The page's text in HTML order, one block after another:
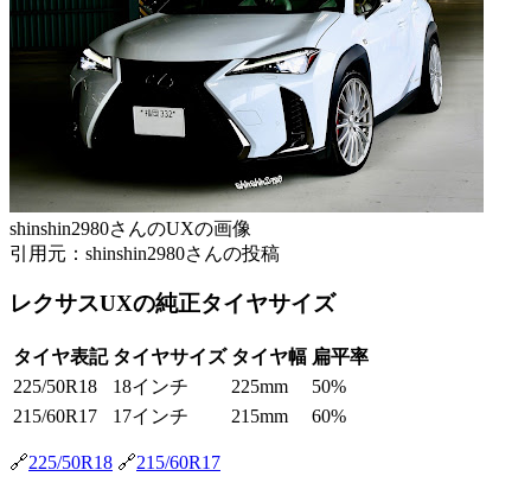
shinshin2980さんのUXの画像
引用元：shinshin2980さんの投稿
レクサスUXの純正タイヤサイズ
タイヤ表記 タイヤサイズ タイヤ幅 扁平率
225/50R18
18インチ 225mm
50%
215/60R17
17インチ 215mm 60%
🔗225/50R18 🔗215/60R17